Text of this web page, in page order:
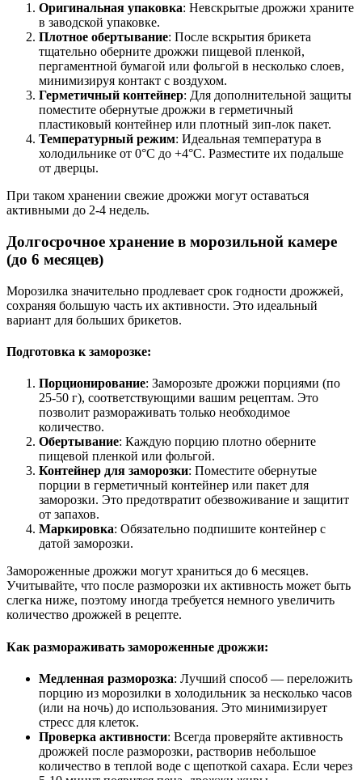
Оригинальная упаковка: Невскрытые дрожжи храните
в заводской упаковке.
Плотное обертывание: После вскрытия брикета
тщательно оберните дрожжи пищевой пленкой,
пергаментной бумагой или фольгой в несколько слоев,
минимизируя контакт с воздухом.
Герметичный контейнер: Для дополнительной защиты
поместите обернутые дрожжи в герметичный
пластиковый контейнер или плотный зип-лок пакет.
Температурный режим: Идеальная температура в
холодильнике от 0°C до +4°C. Разместите их подальше
от дверцы.
При таком хранении свежие дрожжи могут оставаться
активными до 2-4 недель.
Долгосрочное хранение в морозильной камере
(до 6 месяцев)
Морозилка значительно продлевает срок годности дрожжей,
сохраняя большую часть их активности. Это идеальный
вариант для больших брикетов.
Подготовка к заморозке:
Порционирование: Заморозьте дрожжи порциями (по
25-50 г), соответствующими вашим рецептам. Это
позволит размораживать только необходимое
количество.
Обертывание: Каждую порцию плотно оберните
пищевой пленкой или фольгой.
Контейнер для заморозки: Поместите обернутые
порции в герметичный контейнер или пакет для
заморозки. Это предотвратит обезвоживание и защитит
от запахов.
Маркировка: Обязательно подпишите контейнер с
датой заморозки.
Замороженные дрожжи могут храниться до 6 месяцев.
Учитывайте, что после разморозки их активность может быть
слегка ниже, поэтому иногда требуется немного увеличить
количество дрожжей в рецепте.
Как размораживать замороженные дрожжи:
Медленная разморозка: Лучший способ — переложить
порцию из морозилки в холодильник за несколько часов
(или на ночь) до использования. Это минимизирует
стресс для клеток.
Проверка активности: Всегда проверяйте активность
дрожжей после разморозки, растворив небольшое
количество в теплой воде с щепоткой сахара. Если через